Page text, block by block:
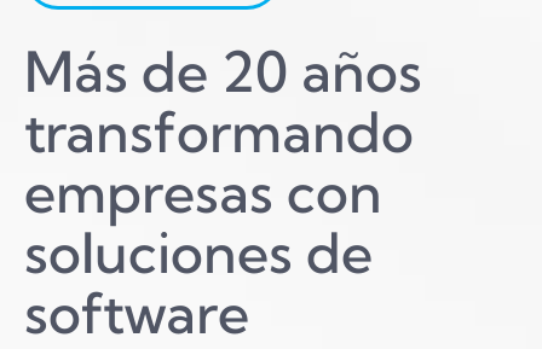
Más de 20 años
transformando
empresas con
soluciones de
software